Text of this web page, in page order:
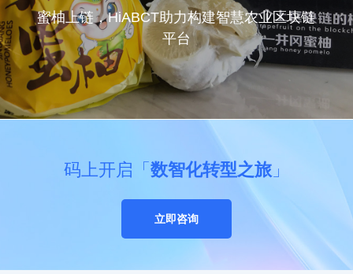
蜜柚上链，HiABCT助力构建智慧农业区块链
平台
码上开启「 数智化转型之旅」
立即咨询